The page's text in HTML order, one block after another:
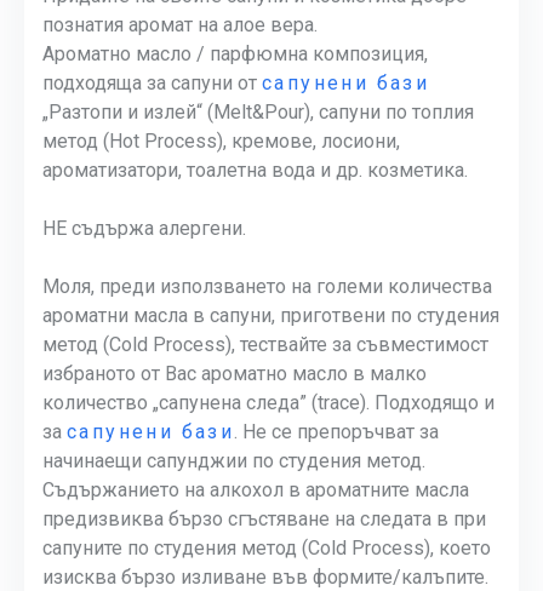
познатия аромат на алое вера.
Ароматно масло / парфюмна композиция,
подходяща за сапуни от сапунени бази
„Разтопи и излей“ (Melt&Pour), сапуни по топлия
метод (Hot Process), кремове, лосиони,
ароматизатори, тоалетна вода и др. козметика.
НЕ съдържа алергени.
Моля, преди използването на големи количества
ароматни масла в сапуни, приготвени по студения
метод (Cold Process), тествайте за съвместимост
избраното от Вас ароматно масло в малко
количество „сапунена следа” (trace). Подходящо и
за сапунени бази. Не се препоръчват за
начинаещи сапунджии по студения метод.
Съдържанието на алкохол в ароматните масла
предизвиква бързо сгъстяване на следата в при
сапуните по студения метод (Cold Process), което
изисква бързо изливане във формите/калъпите.